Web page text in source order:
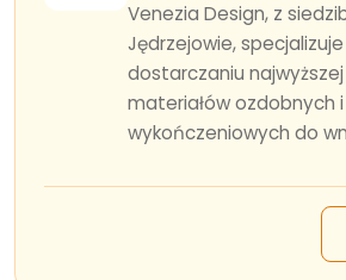
Venezia Design, z
Jędrzejowie,
dostarczaniu
materiałów ozdobnych i
wykończeniowych do